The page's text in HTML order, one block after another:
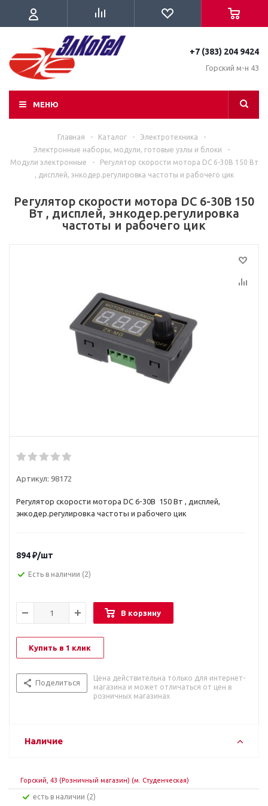
+7 (383) 204 9424
Горский м-н 43
МЕНЮ
Главная - Каталог - Электротехника
-
Электронные наборы, модули, готовые узлы и блоки
-
Модули электронные
-
Регулятор скорости мотора DC 6-30В 150 Вт
, дисплей, энкодер.регулировка частоты и рабочего цик
Регулятор скорости мотора DC 6-30В 150
Вт , дисплей, энкодер.регулировка
частоты и рабочего цик
Артикул: 98172
Регулятор скорости мотора DC 6-30В 150 Вт , дисплей,
энкодер.регулировка частоты и рабочего цик
894₽/шт
Есть в наличии (2)
В корзину
Купить в 1 клик
Поделиться
Цена действительна только для интернет-
магазина и может отличаться от цен в
розничных магазинах
Наличие
Горский, 43 (Розничный магазин) (м. Студенческая)
Есть в наличии (2)